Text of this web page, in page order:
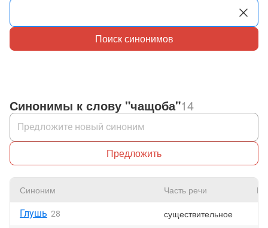
Поиск синонимов
Синонимы к слову "чащоба"14
Предложить
Синоним Часть речи
Глушь 28 существительное